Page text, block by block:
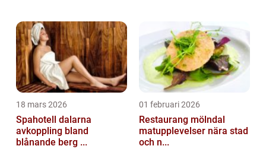
dessens naturliga sötma. Denna artikel
kommer att...
18 mars 2026
Spahotell dalarna
avkoppling bland
blånande berg ...
01 februari 2026
Restaurang mölndal
matupplevelser nära stad
och n...